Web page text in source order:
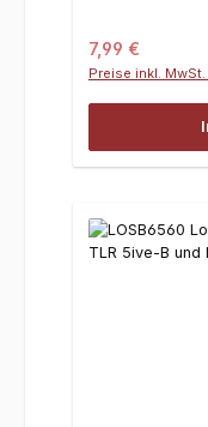
Regulärer Preis:
7,99 €
Preise inkl.